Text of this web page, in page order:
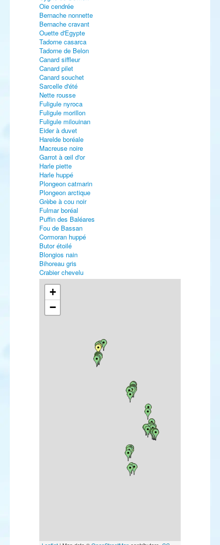
Oie cendrée
Bernache nonnette
Bernache cravant
Ouette d'Egypte
Tadorne casarca
Tadorne de Belon
Canard siffleur
Canard pilet
Canard souchet
Sarcelle d'été
Nette rousse
Fuligule nyroca
Fuligule morillon
Fuligule milouinan
Eider à duvet
Harelde boréale
Macreuse noire
Garrot à œil d'or
Harle piette
Harle huppé
Plongeon catmarin
Plongeon arctique
Grèbe à cou noir
Fulmar boréal
Puffin des Baléares
Fou de Bassan
Cormoran huppé
Butor étoilé
Blongios nain
Bihoreau gris
Crabier chevelu
Héron garde-bœufs
Héron pourpré
Cigogne noire
Cigogne blanche
Ibis falcinelle
Pygargue à queue blanche
Vautour percnoptère
+
−